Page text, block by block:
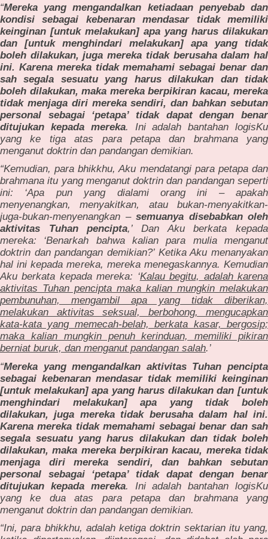
“Mereka yang mengandalkan ketiadaan penyebab dan
kondisi sebagai kebenaran mendasar tidak memiliki
keinginan [untuk melakukan] apa yang harus dilakukan
dan [untuk menghindari melakukan] apa yang tidak
boleh dilakukan, juga mereka tidak berusaha dalam hal
ini. Karena mereka tidak memahami sebagai benar dan
sah segala sesuatu yang harus dilakukan dan tidak
boleh dilakukan, maka mereka berpikiran kacau, mereka
tidak menjaga diri mereka sendiri, dan bahkan sebutan
personal sebagai ‘petapa’ tidak dapat dengan benar
ditujukan kepada mereka. Ini adalah bantahan logisKu
yang ke tiga atas para petapa dan brahmana yang
menganut doktrin dan pandangan demikian.
“Kemudian, para bhikkhu, Aku mendatangi para petapa dan
brahmana itu yang menganut doktrin dan pandangan seperti
ini: ‘Apa pun yang dialami orang ini – apakah
menyenangkan, menyakitkan, atau bukan-menyakitkan-
juga-bukan-menyenangkan – semuanya disebabkan oleh
aktivitas Tuhan pencipta,’ Dan Aku berkata kepada
mereka: ‘Benarkah bahwa kalian para mulia menganut
doktrin dan pandangan demikian?’ Ketika Aku menanyakan
hal ini kepada mereka, mereka menegaskannya. Kemudian
Aku berkata kepada mereka: ‘Kalau begitu, adalah karena
aktivitas Tuhan pencipta maka kalian mungkin melakukan
pembunuhan, mengambil apa yang tidak diberikan,
melakukan aktivitas seksual, berbohong, mengucapkan
kata-kata yang memecah-belah, berkata kasar, bergosip;
maka kalian mungkin penuh kerinduan, memiliki pikiran
berniat buruk, dan menganut pandangan salah.’
“Mereka yang mengandalkan aktivitas Tuhan pencipta
sebagai kebenaran mendasar tidak memiliki keinginan
[untuk melakukan] apa yang harus dilakukan dan [untuk
menghindari melakukan] apa yang tidak boleh
dilakukan, juga mereka tidak berusaha dalam hal ini.
Karena mereka tidak memahami sebagai benar dan sah
segala sesuatu yang harus dilakukan dan tidak boleh
dilakukan, maka mereka berpikiran kacau, mereka tidak
menjaga diri mereka sendiri, dan bahkan sebutan
personal sebagai ‘petapa’ tidak dapat dengan benar
ditujukan kepada mereka. Ini adalah bantahan logisKu
yang ke dua atas para petapa dan brahmana yang
menganut doktrin dan pandangan demikian.
“Ini, para bhikkhu, adalah ketiga doktrin sektarian itu yang,